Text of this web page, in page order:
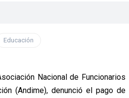
Educación
Nacional de Funcionarios
(Andime), denunció el pago de